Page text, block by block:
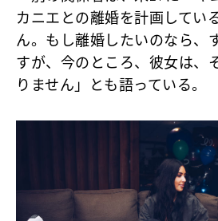
カニエとの離婚を計画してい
ん。もし離婚したいのなら、
すが、今のところ、彼女は、
りません」とも語っている。